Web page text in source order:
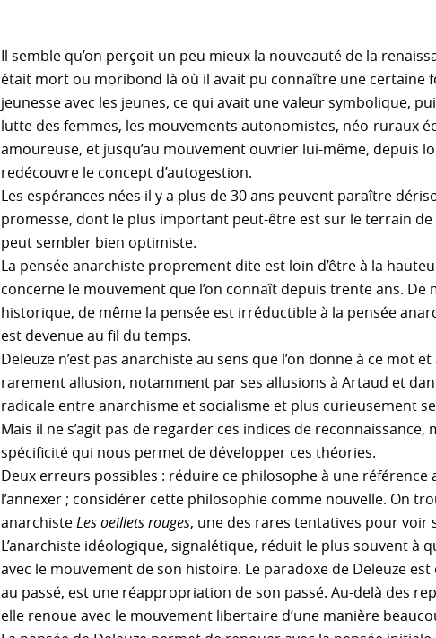
Il semble qu’on perçoit un peu mieux la nouveauté de la
était mort ou moribond là où il avait pu connaître une certaine
jeunesse avec les jeunes, ce qui avait une valeur symbolique,
lutte des femmes, les mouvements autonomistes, néo-ruraux
amoureuse, et jusqu’au mouvement ouvrier lui-même, depuis
redécouvre le concept d’autogestion.
Les espérances nées il y a plus de 30 ans peuvent paraître
promesse, dont le plus important peut-être est sur le terrain
peut sembler bien optimiste.
La pensée anarchiste proprement dite est loin d’être à la
concerne le mouvement que l’on connaît depuis trente ans. De
historique, de même la pensée est irréductible à la pensée
est devenue au fil du temps.
Deleuze n’est pas anarchiste au sens que l’on donne à ce mot
rarement allusion, notamment par ses allusions à Artaud et
radicale entre anarchisme et socialisme et plus curieusement
Mais il ne s’agit pas de regarder ces indices de reconnaissance,
spécificité qui nous permet de développer ces théories.
Deux erreurs possibles : réduire ce philosophe à une
l’annexer ; considérer cette philosophie comme nouvelle. On
anarchisteLes oeillets rouges, une des rares tentatives pour
L’anarchiste idéologique, signalétique, réduit le plus souvent à
avec le mouvement de son histoire. Le paradoxe de Deleuze
au passé, est une réappropriation de son passé. Au-delà des
elle renoue avec le mouvement libertaire d’une manière